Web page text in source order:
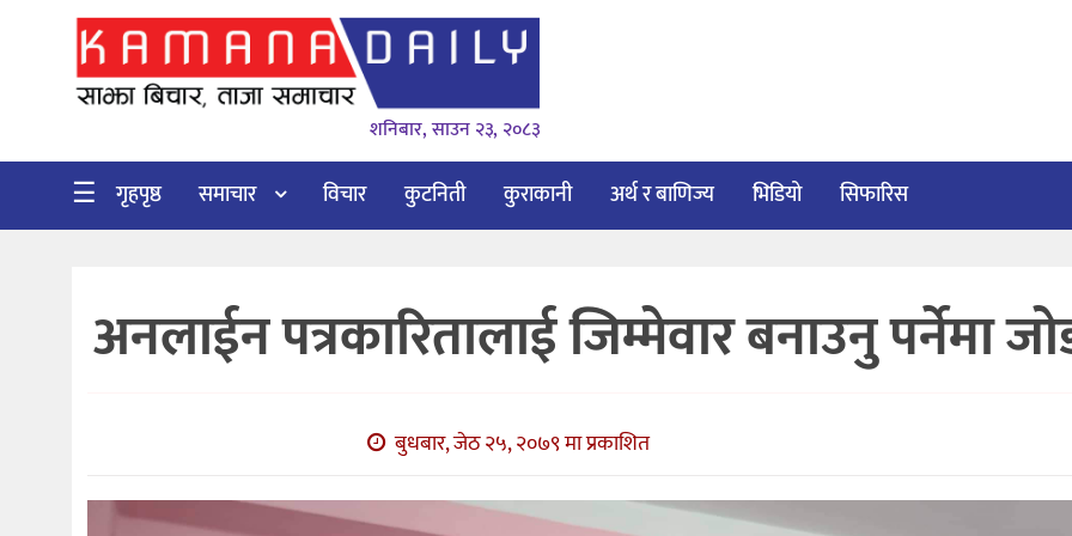
गृहपृष्ठ
विचार
कुटनिती
सिफारिस
शनिबार, साउन २३, २०८३
☰ गृहपृष्ठ समाचार विचार कुटनिती कुराकानी अर्थ र बाणिज्य भिडियो सिफारिस
अनलाईन पत्रकारितालाई जिम्मेवार बनाउनु पर्नेमा
बुधबार, जेठ २५, २०७९ मा प्रकाशित